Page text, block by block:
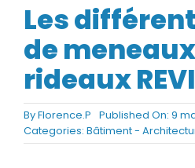
SERVICES
TEMOIGNAGES
EVENEMENTS
Les
de
rideaux
ByFlorence.P Published On: 9
Categories: Bâtiment -